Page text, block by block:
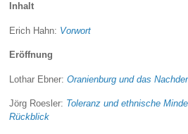
Inhalt
Erich Hahn: Vorwort
Eröffnung
Lothar Ebner:Oranienburg und das
Jörg Roesler: Toleranz und ethnische
Rückblick